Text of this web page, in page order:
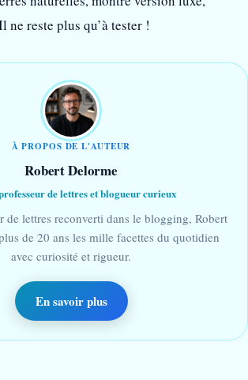
reste plus qu’à tester !
À PROPOS DE L'AUTEUR
Robert Delorme
de lettres et blogueur curieux
de lettres reconverti dans le blogging, Robert
de 20 ans les mille facettes du quotidien
avec curiosité et rigueur.
En savoir plus